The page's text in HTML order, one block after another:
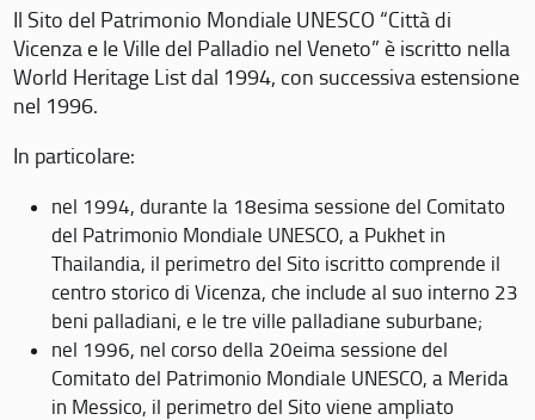
Il Sito del Patrimonio Mondiale UNESCO “Città di
Vicenza e le Ville del Palladio nel Veneto” è iscritto nella
World Heritage List dal 1994, con successiva estensione
nel 1996.
In particolare:
nel 1994, durante la 18esima sessione del Comitato
del Patrimonio Mondiale UNESCO, a Pukhet in
Thailandia, il perimetro del Sito iscritto comprende il
centro storico di Vicenza, che include al suo interno 23
beni palladiani, e le tre ville palladiane suburbane;
nel 1996, nel corso della 20eima sessione del
Comitato del Patrimonio Mondiale UNESCO, a Merida
in Messico, il perimetro del Sito viene ampliato